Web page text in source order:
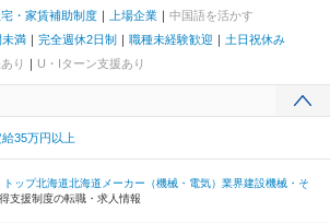
・家賃補助制度 上場企業
中国語を活かす
未満 完全週休2日制 職種未経験歓迎
土日祝休み
り U・Iターン支援あり
給35万円以上
トップ北海道北海道メーカー（機械・電気）業界建設機械・そ
支援制度の転職・求人情報